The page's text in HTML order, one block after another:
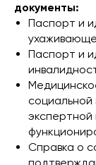
документы:
Паспорт и
Паспорт и
Справка о